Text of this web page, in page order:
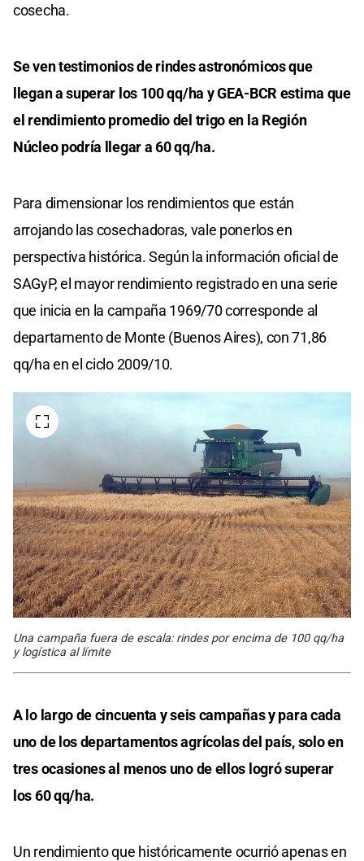
cosecha.
Se ven testimonios de rindes astronómicos que
llegan a superar los 100 qq/ha y GEA-BCR estima que
el rendimiento promedio del trigo en la Región
Núcleo podría llegar a 60 qq/ha.
Para dimensionar los rendimientos que están
arrojando las cosechadoras, vale ponerlos en
perspectiva histórica. Según la información oficial de
SAGyP, el mayor rendimiento registrado en una serie
que inicia en la campaña 1969/70 corresponde al
departamento de Monte (Buenos Aires), con 71,86
qq/ha en el ciclo 2009/10.
Una campaña fuera de escala: rindes por encima de 100 qq/ha
y logística al límite
A lo largo de cincuenta y seis campañas y para cada
uno de los departamentos agrícolas del país, solo en
tres ocasiones al menos uno de ellos logró superar
los 60 qq/ha.
Un rendimiento que históricamente ocurrió apenas en